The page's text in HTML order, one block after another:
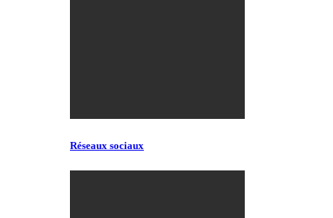
Réseaux sociaux